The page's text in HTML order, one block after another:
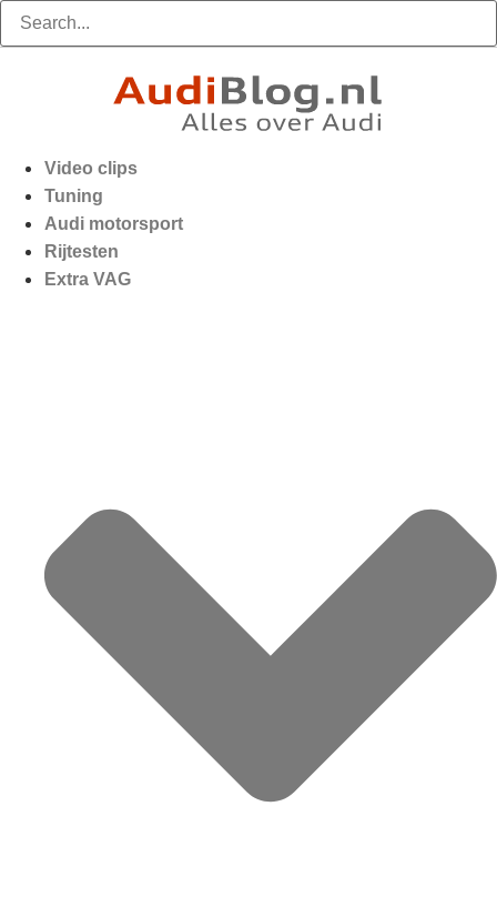
Video clips
Tuning
Audi motorsport
Rijtesten
Extra VAG